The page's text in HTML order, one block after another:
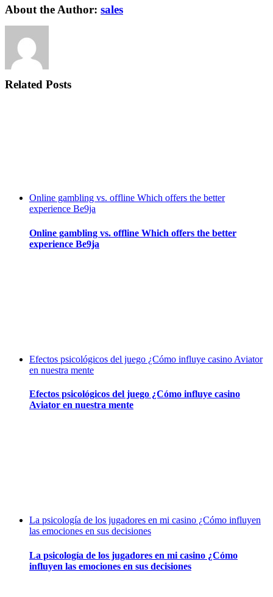
About the Author: sales
Related Posts
Online gambling vs. offline Which offers the better
experience Be9ja
Online gambling vs. offline Which offers the better
experience Be9ja
Efectos psicológicos del juego ¿Cómo influye casino Aviator
en nuestra mente
Efectos psicológicos del juego ¿Cómo influye casino
Aviator en nuestra mente
La psicología de los jugadores en mi casino ¿Cómo influyen
las emociones en sus decisiones
La psicología de los jugadores en mi casino ¿Cómo
influyen las emociones en sus decisiones